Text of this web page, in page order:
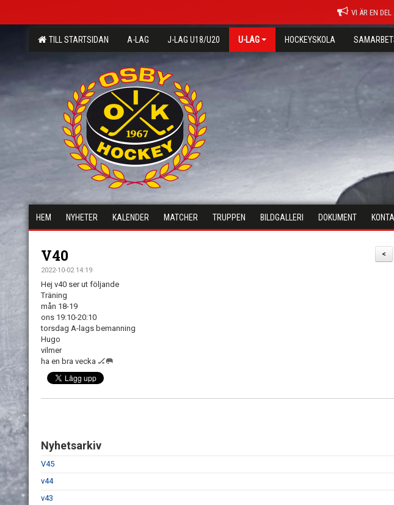
VI ÄR EN
TILL STARTSIDAN A-LAG J-LAG U18/U20 U-LAG HOCKEYSKOLA
HEM NYHETER KALENDER MATCHER TRUPPEN BILDGALLERI DOKUMENT
<
V40
2022-10-02 14:19
Hej v40 ser ut följande
Träning
mån 18-19
ons 19:10-20:10
torsdag A-lags bemanning
Hugo
vilmer
ha en bra vecka 🏒🥅
Nyhetsarkiv
V45
v44
v43